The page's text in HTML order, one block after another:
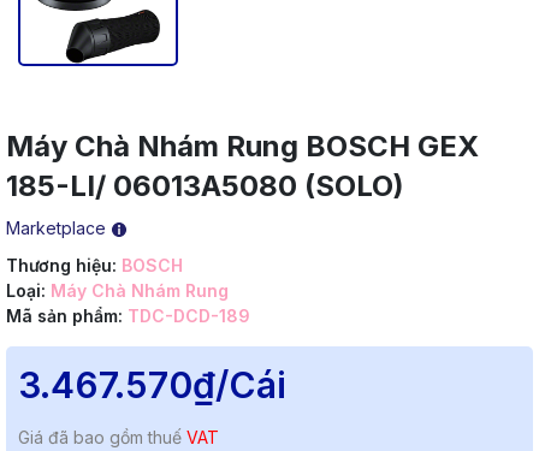
Máy Chà Nhám Rung BOSCH GEX
185-LI/ 06013A5080 (SOLO)
Marketplace
Thương hiệu: BOSCH
Loại: Máy Chà Nhám Rung
Mã sản phẩm: TDC-DCD-189
3.467.570₫/Cái
Giá đã bao gồm thuế VAT